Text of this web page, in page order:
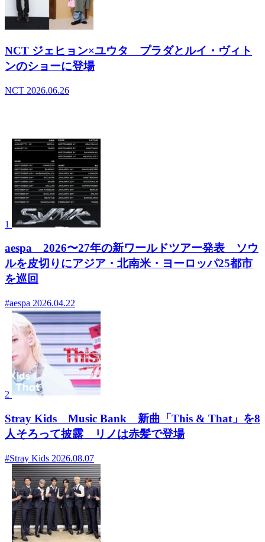
NCT ジェヒョン×ユウタ プラダとルイ・ヴィト
ンのショーに登場
NCT 2026.06.26
1
aespa 2026〜27年の新ワールドツアー発表 ソウ
ルを皮切りにアジア・北南米・ヨーロッパ25都市
を巡回
#aespa 2026.04.22
2
Stray Kids Music Bank 新曲「This & That」を8
人そろって披露 リノは赤髪で登場
#Stray Kids 2026.08.07